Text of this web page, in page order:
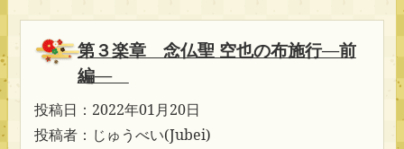
第３楽章 念仏聖 空也の布施行―前
編―
投稿日：2022年01月20日
投稿者：じゅうべい(Jubei)